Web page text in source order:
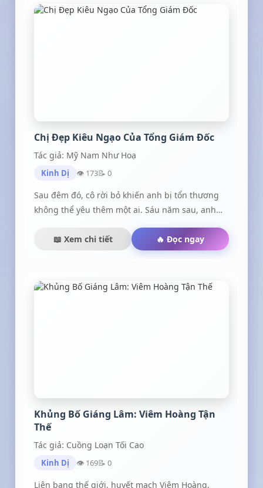
Chị Đẹp Kiêu Ngạo Của Tổng Giám Đốc
Tác giả: Mỹ Nam Như Hoạ
Kinh Dị 👁 173📝 0
Sau đêm đó, cô rời bỏ khiến anh bị tổn thương
không thể yêu thêm một ai. Sáu năm sau, anh
lại gặp nhau.Anh vẫn còn yêu, muốn quay lại với
cô, nhưng cô kiên quyết từ chối. Sự thật đằng
ra có một số chuyện khi biết được sự thật lại đau
📖 Xem chi tiết 🔥 Đọc ngay
Khủng Bố Giáng Lâm: Viêm Hoàng Tận
Thế
Tác giả: Cuồng Loạn Tối Cao
Kinh Dị 👁 169📝 0
Liên bang thế giới, huyết mạch Viêm Hoàng,